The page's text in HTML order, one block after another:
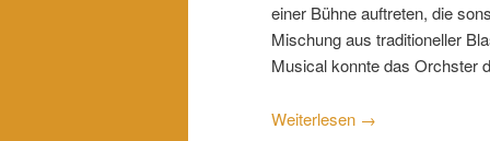
einer Bühne auftreten, die
Mischung aus traditioneller
Musical konnte das Orchster
Weiterlesen →